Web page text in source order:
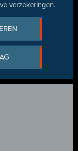
verzekeringen.